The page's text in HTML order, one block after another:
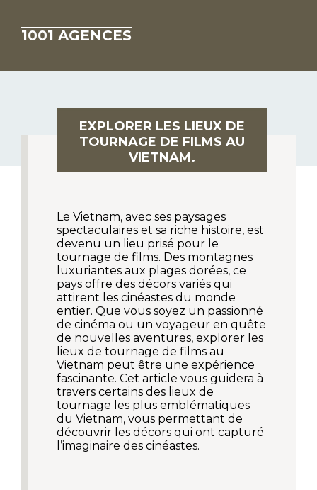
1001 AGENCES
EXPLORER LES LIEUX DE
TOURNAGE DE FILMS AU
VIETNAM.
Le Vietnam, avec ses paysages
spectaculaires et sa riche histoire, est
devenu un lieu prisé pour le
tournage de films. Des montagnes
luxuriantes aux plages dorées, ce
pays offre des décors variés qui
attirent les cinéastes du monde
entier. Que vous soyez un passionné
de cinéma ou un voyageur en quête
de nouvelles aventures, explorer les
lieux de tournage de films au
Vietnam peut être une expérience
fascinante. Cet article vous guidera à
travers certains des lieux de
tournage les plus emblématiques
du Vietnam, vous permettant de
découvrir les décors qui ont capturé
l’imaginaire des cinéastes.